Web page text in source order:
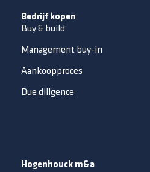
Bedrijf kopen
Buy & build
Management buy-in
Aankoopproces
Due diligence
Hogenhouck m&a